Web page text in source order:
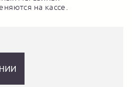
на кассе.